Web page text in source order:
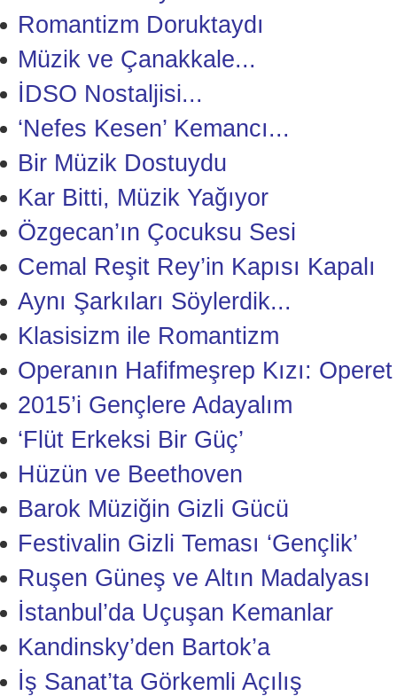
Romantizm Doruktaydı
Müzik ve Çanakkale...
İDSO Nostaljisi...
‘Nefes Kesen’ Kemancı...
Bir Müzik Dostuydu
Kar Bitti, Müzik Yağıyor
Özgecan’ın Çocuksu Sesi
Cemal Reşit Rey’in Kapısı Kapalı
Aynı Şarkıları Söylerdik...
Klasisizm ile Romantizm
Operanın Hafifmeşrep Kızı: Operet
2015’i Gençlere Adayalım
‘Flüt Erkeksi Bir Güç’
Hüzün ve Beethoven
Barok Müziğin Gizli Gücü
Festivalin Gizli Teması ‘Gençlik’
Ruşen Güneş ve Altın Madalyası
İstanbul’da Uçuşan Kemanlar
Kandinsky’den Bartok’a
İş Sanat’ta Görkemli Açılış